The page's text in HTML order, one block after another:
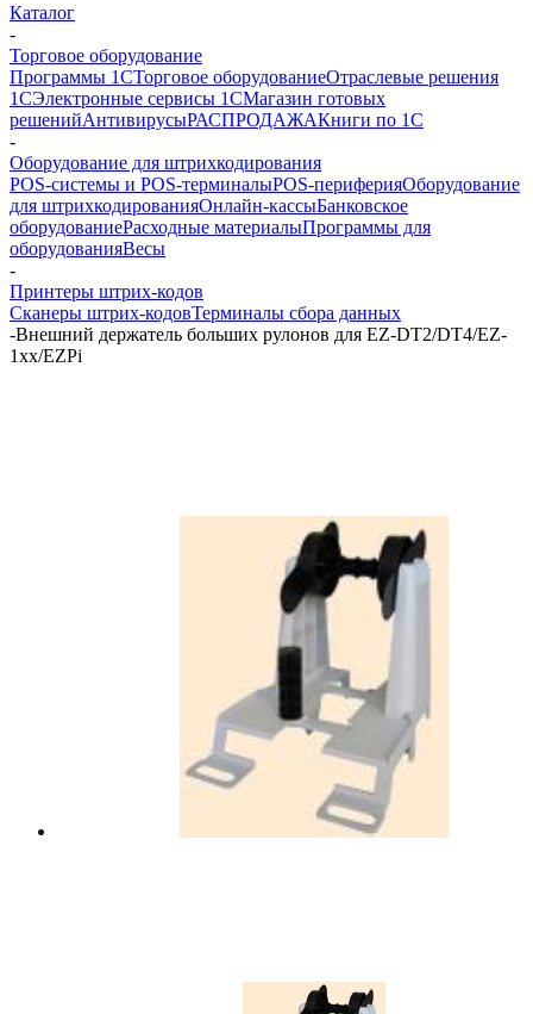
Каталог
-
Торговое оборудование
Программы 1СТорговое оборудованиеОтраслевые решения
1СЭлектронные сервисы 1СМагазин готовых
решенийАнтивирусыРАСПРОДАЖАКниги по 1С
-
Оборудование для штрихкодирования
POS-системы и POS-терминалыPOS-периферияОборудование
для штрихкодированияОнлайн-кассыБанковское
оборудованиеРасходные материалыПрограммы для
оборудованияВесы
-
Принтеры штрих-кодов
Сканеры штрих-кодовТерминалы сбора данных
-Внешний держатель больших рулонов для EZ-DT2/DT4/EZ-
1xx/EZPi